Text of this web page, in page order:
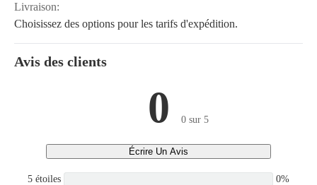
Livraison:
Choisissez des options pour les tarifs d'expédition.
Avis des clients
0 0 sur 5
Écrire Un Avis
5 étoiles 0%